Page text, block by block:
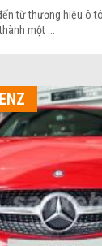
từ thương hiệu ô
một ...